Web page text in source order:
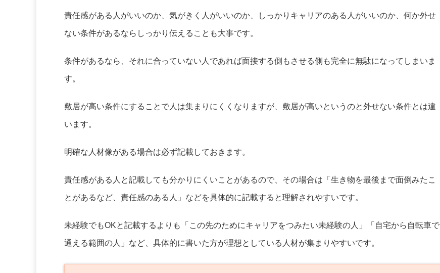
責任感がある人がいいのか、気がきく人がいいのか、しっかりキャリアのある人がいいのか、何か外せ
ない条件があるならしっかり伝えることも大事です。
条件があるなら、それに合っていない人であれば面接する側もさせる側も完全に無駄になってしまいま
す。
敷居が高い条件にすることで人は集まりにくくなりますが、敷居が高いというのと外せない条件とは違
います。
明確な人材像がある場合は必ず記載しておきます。
責任感がある人と記載しても分かりにくいことがあるので、その場合は「生き物を最後まで面倒みたこ
とがあるなど、責任感のある人」などを具体的に記載すると理解されやすいです。
未経験でもOKと記載するよりも「この先のためにキャリアをつみたい未経験の人」「自宅から自転車で
通える範囲の人」など、具体的に書いた方が理想としている人材が集まりやすいです。